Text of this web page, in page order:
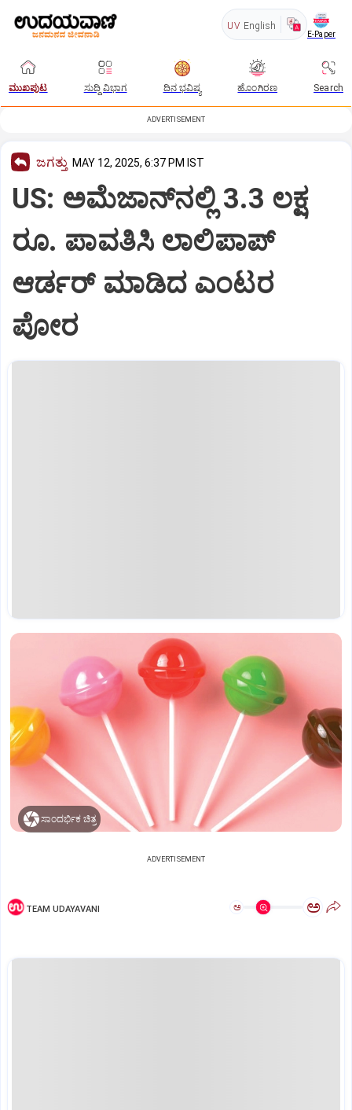
UV English
E-Paper
ಮುಖಪುಟ ಸುದ್ದಿ ವಿಭಾಗ ದಿನ ಭವಿಷ್ಯ ಹೊಂಗಿರಣ Search
ADVERTISEMENT
ಜಗತ್ತು MAY 12, 2025, 6:37 PM IST
US: ಅಮೆಜಾನ್‌ನಲ್ಲಿ 3.3 ಲಕ್ಷ
ರೂ. ಪಾವತಿಸಿ ಲಾಲಿಪಾಪ್‌
ಆರ್ಡರ್‌ ಮಾಡಿದ ಎಂಟರ
ಪೋರ
ಸಾಂದರ್ಭಿಕ ಚಿತ್ರ
ADVERTISEMENT
TEAM UDAYAVANI ಅ ಅ